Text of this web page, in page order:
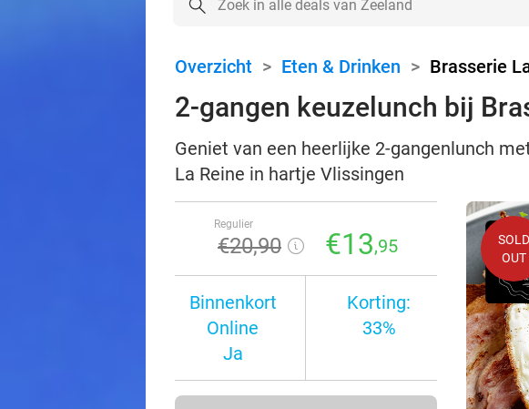
Overzicht > Eten & Drinken > Brasserie
2-gangen keuzelunch bij
Geniet van een heerlijke 2-gangenlunch
La Reine in hartje Vlissingen
Regulier
€20,90 €13,95
Binnenkort
Online
Ja
Korting:
33%
SOLD
OUT